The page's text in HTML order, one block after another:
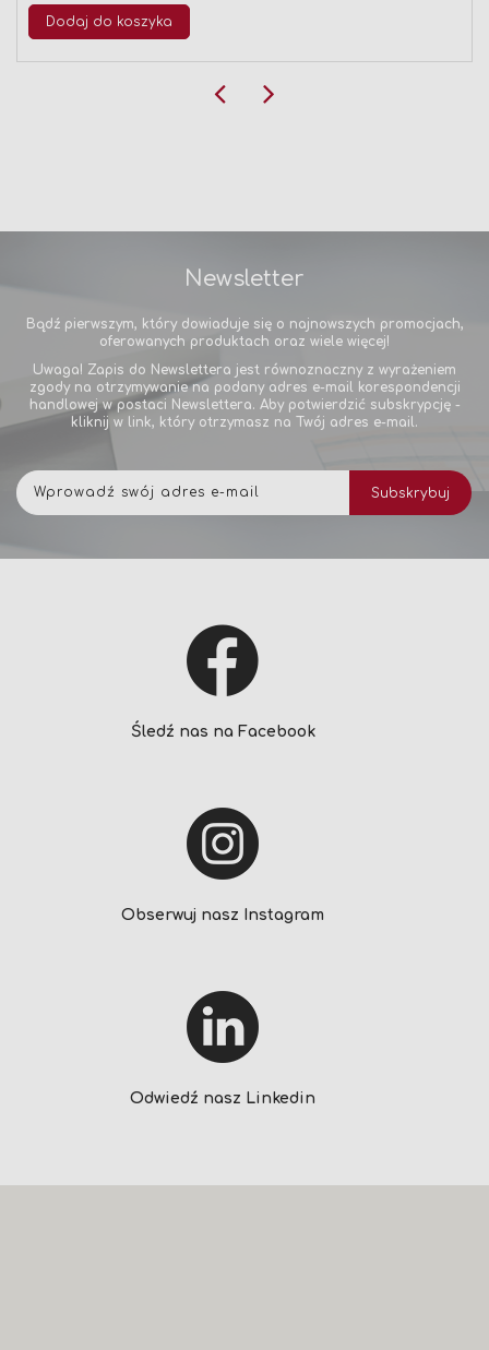
Dodaj do koszyka
Newsletter
Bądź pierwszym, który dowiaduje się o najnowszych promocjach,
oferowanych produktach oraz wiele więcej!
Uwaga! Zapis do Newslettera jest równoznaczny z wyrażeniem
zgody na otrzymywanie na podany adres e-mail korespondencji
handlowej w postaci Newslettera. Aby potwierdzić subskrypcję -
kliknij w link, który otrzymasz na Twój adres e-mail.
nasz
newsletter:
Subskrybuj
Śledź nas na Facebook
Obserwuj nasz Instagram
Odwiedź nasz Linkedin